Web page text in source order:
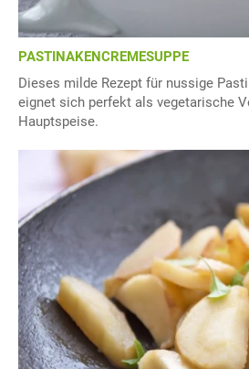
PASTINAKENCREMESUPPE
Dieses milde Rezept für nussige
eignet sich perfekt als vegetarische
Hauptspeise.